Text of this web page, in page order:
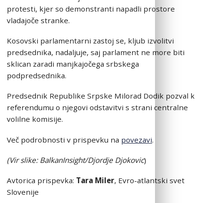
protesti, kjer so demonstranti napadli prostore
vladajoče stranke.
Kosovski parlamentarni zastoj se, kljub izvolitvi
predsednika, nadaljuje, saj parlament ne more biti
sklican zaradi manjkajočega srbskega
podpredsednika.
Predsednik Republike Srpske Milorad Dodik pozval k
referendumu o njegovi odstavitvi s strani centralne
volilne komisije.
Več podrobnosti v prispevku na povezavi.
(Vir slike: BalkanInsight/Djordje Djokovic)
Avtorica prispevka: Tara Miler, Evro-atlantski svet
Slovenije